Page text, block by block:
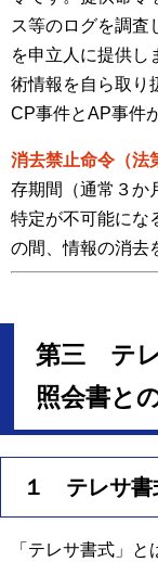
ス等のログを調査
を申立人に提供し
術情報を自ら取り
CP事件とAP事件
消去禁止命令（法
存期間（通常３か
特定が不可能にな
の間、情報の消去
第三 テ
照会書と
１ テレサ書
「テレサ書式」